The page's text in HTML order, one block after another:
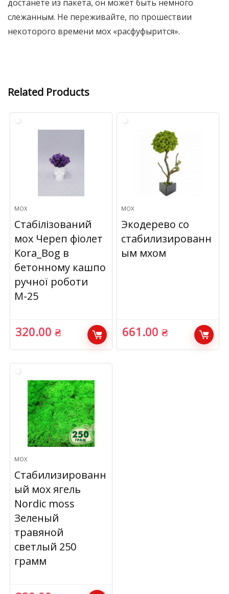
достанете из пакета, он может быть немного
слежанным. Не переживайте, по прошествии
некоторого времени мох «расфуфырится».
Related Products
МОХ
Стабілізований
мох Череп фіолет
Kora_Bog в
бетонному кашпо
ручної роботи
М-25
320.00₴
МОХ
Экодерево со
стабилизированн
ым мхом
661.00₴
МОХ
Стабилизированн
ый мох ягель
Nordic moss
Зеленый
травяной
светлый 250
грамм